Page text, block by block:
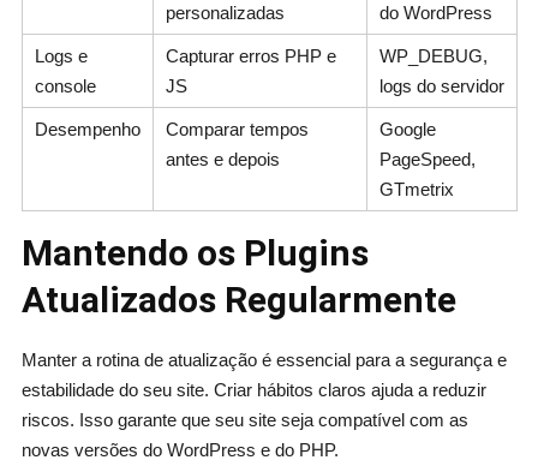
personalizadas
do WordPress
Logs e
console
Capturar erros PHP e
JS
WP_DEBUG,
logs do servidor
Desempenho
Comparar tempos
antes e depois
Google
PageSpeed,
GTmetrix
Mantendo os Plugins
Atualizados Regularmente
Manter a rotina de atualização é essencial para a segurança e
estabilidade do seu site. Criar hábitos claros ajuda a reduzir
riscos. Isso garante que seu site seja compatível com as
novas versões do WordPress e do PHP.